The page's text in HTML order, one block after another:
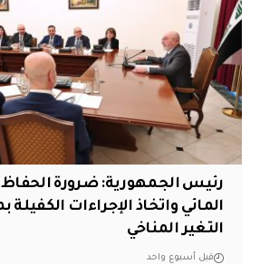
رئيس الجمهورية: ضرورة الحفاظ
المائي واتخاذ الإجراءات الكفيلة
التغير المناخي
قبل أسبوع واحد